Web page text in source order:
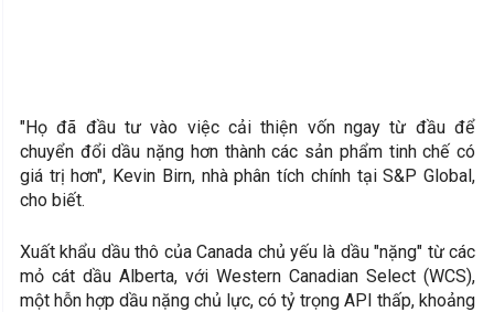
"Họ đã đầu tư vào việc cải thiện vốn ngay từ đầu để
chuyển đổi dầu nặng hơn thành các sản phẩm tinh chế có
giá trị hơn", Kevin Birn, nhà phân tích chính tại S&P Global,
cho biết.
Xuất khẩu dầu thô của Canada chủ yếu là dầu "nặng" từ các
mỏ cát dầu Alberta, với Western Canadian Select (WCS),
một hỗn hợp dầu nặng chủ lực, có tỷ trọng API thấp, khoảng